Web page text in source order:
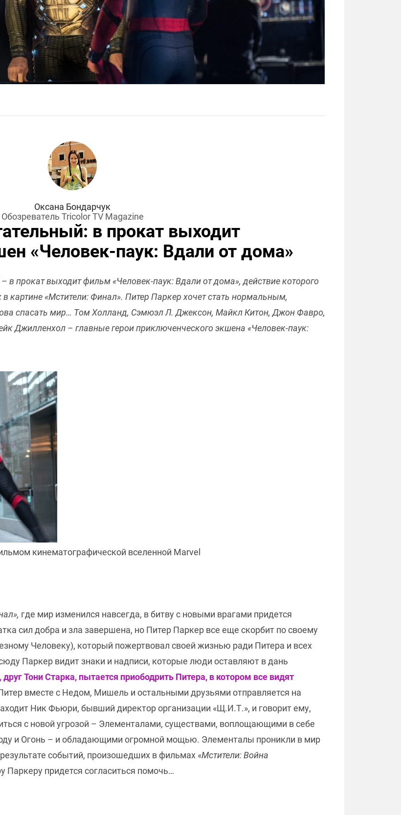
Оксана Бондарчук
Обозреватель Tricolor TV Magazine
в прокат выходит
«Человек-паук: Вдали от дома»
в прокат выходит фильм «Человек-паук: Вдали от дома», действие которого
картине «Мстители: Финал». Питер Паркер хочет стать нормальным,
спасать мир… Том Холланд, Сэмюэл Л. Джексон, Майкл Китон, Джон Фавро,
Джилленхол – главные герои приключенческого экшена «Человек-паук:
кинематографической вселенной Marvel
где мир изменился навсегда, в битву с новыми врагами придется
сил добра и зла завершена, но Питер Паркер все еще скорбит по своему
Человеку), который пожертвовал своей жизнью ради Питера и всех
Паркер видит знаки и надписи, которые люди оставляют в дань
друг Тони Старка, пытается приободрить Питера, в котором все видят
вместе с Недом, Мишель и остальными друзьями отправляется на
Ник Фьюри, бывший директор организации «Щ.И.Т.», и говорит ему,
с новой угрозой – Элементалами, существами, воплощающими в себе
и Огонь – и обладающими огромной мощью. Элементалы проникли в мир
событий, произошедших в фильмах «Мстители: Война
Паркеру придется согласиться помочь…